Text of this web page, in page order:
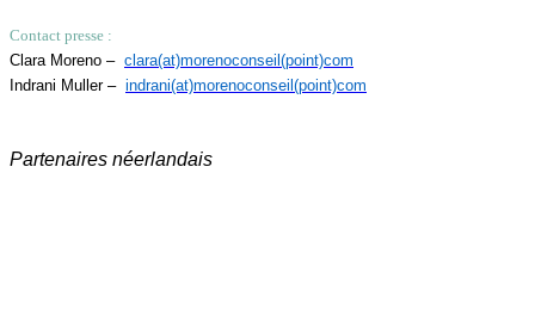
Contact presse :
Clara Moreno – clara(at)morenoconseil(point)com
Indrani Muller – indrani(at)morenoconseil(point)com
Partenaires néerlandais